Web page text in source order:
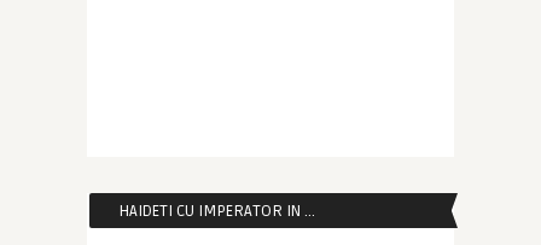
HAIDETI CU IMPERATOR IN …